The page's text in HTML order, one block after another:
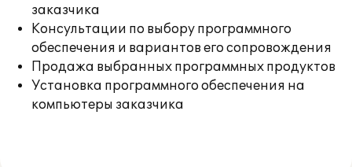
заказчика
Консультации по выбору программного
обеспечения и вариантов его сопровождения
Продажа выбранных программных продуктов
Установка программного обеспечения на
компьютеры заказчика